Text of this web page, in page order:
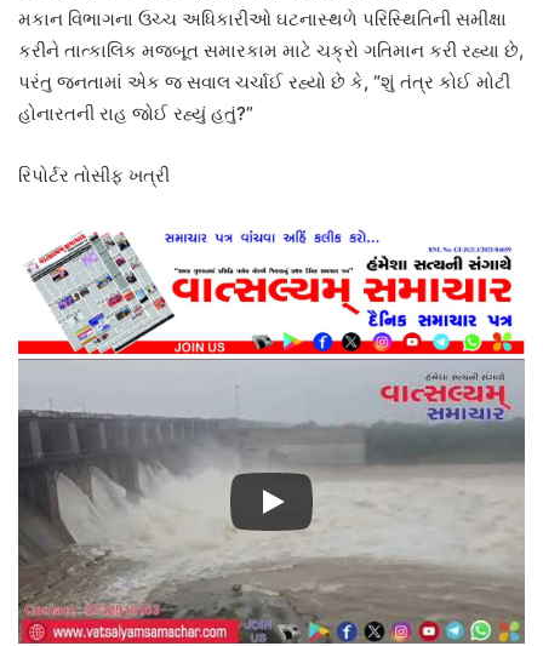
મકાન વિભાગના ઉચ્ચ અધિકારીઓ ઘટનાસ્થળે પરિસ્થિતિની સમીક્ષા
કરીને તાત્કાલિક મજબૂત સમારકામ માટે ચક્રો ગતિમાન કરી રહ્યા છે,
પરંતુ જનતામાં એક જ સવાલ ચર્ચાઈ રહ્યો છે કે, “શું તંત્ર કોઈ મોટી
હોનારતની રાહ જોઈ રહ્યું હતું?”
રિપોર્ટર તોસીફ ખત્રી